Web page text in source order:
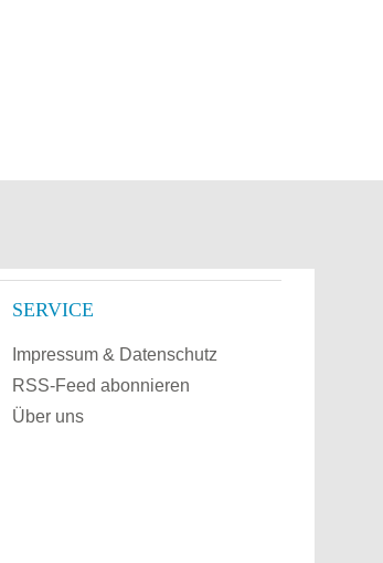
SERVICE
Impressum & Datenschutz
RSS-Feed abonnieren
Über uns